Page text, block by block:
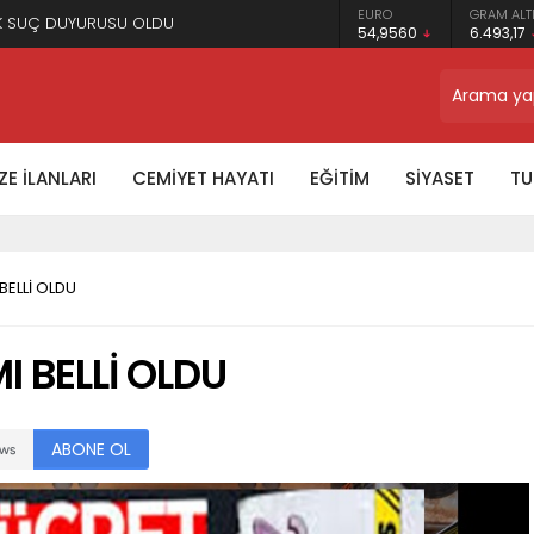
SUÇ DUYURUSU OLDU EURO
54,9560
GRAM
6.493,17
İLANLARI CEMİYET HAYATI EĞİTİM SİYASET
OLDU
BELLİ OLDU
ABONE OL